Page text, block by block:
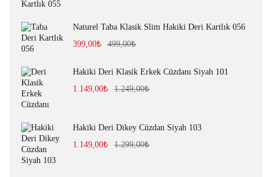
Naturel Taba Klasik Slim Hakiki Deri Kartlık 056
499,00₺
399,00₺
Hakiki Deri Klasik Erkek Cüzdanı Siyah 101
1.249,00₺
1.149,00₺
Hakiki Deri Dikey Cüzdan Siyah 103
1.299,00₺
1.149,00₺